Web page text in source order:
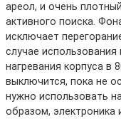
ареол, и очень
активного поиска.
исключает
случае
нагревания корпуса в
выключится, пока не
нужно использовать
образом, электроника